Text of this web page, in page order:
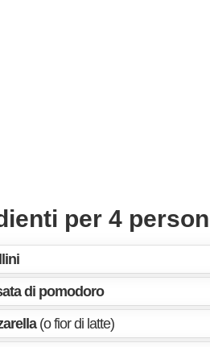
per 4
di pomodoro
(o fior di latte)